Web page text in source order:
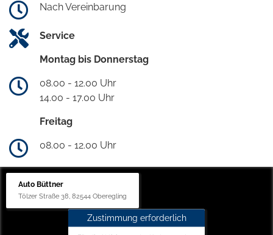
Nach Vereinbarung
Service
Montag bis Donnerstag
08.00 - 12.00 Uhr
14.00 - 17.00 Uhr
Freitag
08.00 - 12.00 Uhr
Auto Büttner
Tölzer Straße 38, 82544 Oberegling
Zustimmung erforderlich